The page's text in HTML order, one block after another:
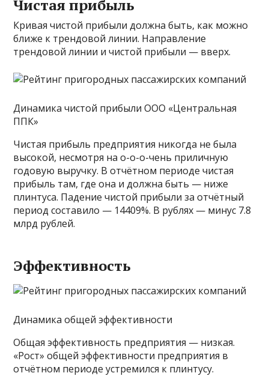
Чистая прибыль
Кривая чистой прибыли должна быть, как можно
ближе к трендовой линии. Направление
трендовой линии и чистой прибыли — вверх.
Динамика чистой прибыли ООО «Центральная
ППК»
Чистая прибыль предприятия никогда не была
высокой, несмотря на о-о-о-чень приличную
годовую выручку. В отчётном периоде чистая
прибыль там, где она и должна быть — ниже
плинтуса. Падение чистой прибыли за отчётный
период составило — 14409%. В рублях — минус 7.8
млрд рублей.
Эффективность
Динамика общей эффективности
Общая эффективность предприятия — низкая.
«Рост» общей эффективности предприятия в
отчётном периоде устремился к плинтусу.